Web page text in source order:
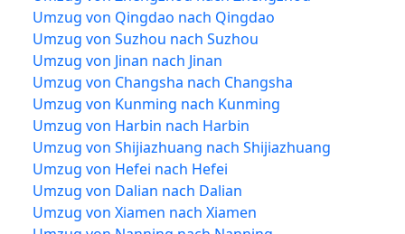
Umzug von Qingdao nach Qingdao
Umzug von Suzhou nach Suzhou
Umzug von Jinan nach Jinan
Umzug von Changsha nach Changsha
Umzug von Kunming nach Kunming
Umzug von Harbin nach Harbin
Umzug von Shijiazhuang nach Shijiazhuang
Umzug von Hefei nach Hefei
Umzug von Dalian nach Dalian
Umzug von Xiamen nach Xiamen